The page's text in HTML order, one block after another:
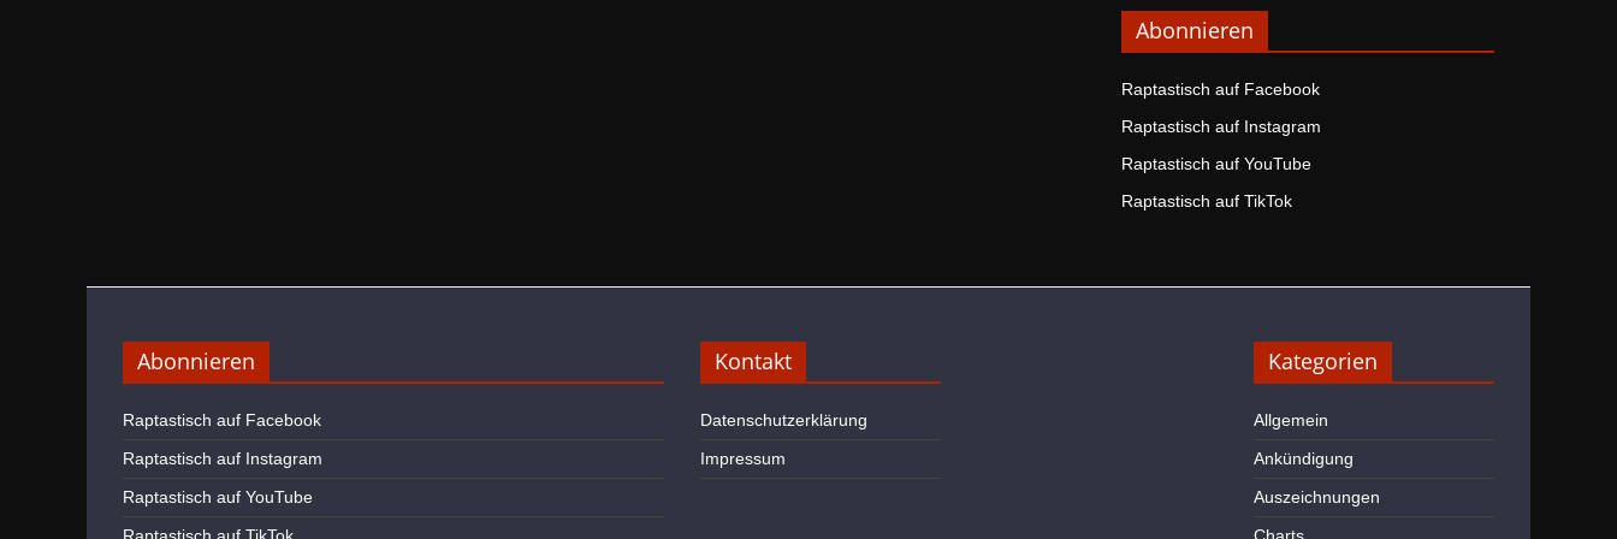
Abonnieren
Raptastisch auf Facebook
Raptastisch auf Instagram
Raptastisch auf YouTube
Raptastisch auf TikTok
Abonnieren
Raptastisch auf Facebook
Raptastisch auf Instagram
Raptastisch auf YouTube
Kontakt
Datenschutzerklärung
Impressum
Kategorien
Allgemein
Ankündigung
Auszeichnungen